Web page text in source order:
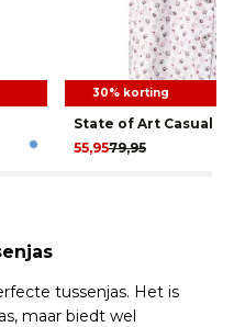
30% korting
State of Art Casual
79,95
55,95
tussenjas. Het is
maar biedt wel